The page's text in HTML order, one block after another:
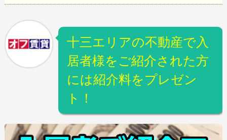
十三エリアの不動産で入
居者様をご紹介された方
には紹介料をプレゼン
ト！